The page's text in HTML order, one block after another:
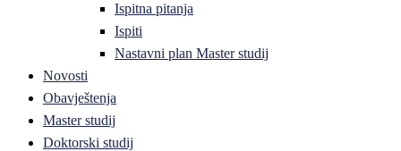
Ispitna pitanja
Ispiti
Nastavni plan Master studij
Novosti
Obavještenja
Master studij
Doktorski studij